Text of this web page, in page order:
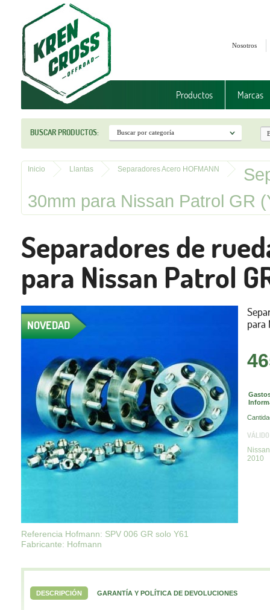
Nosotros
Productos Marcas
BUSCAR PRODUCTOS:
Inicio Llantas Separadores Acero HOFMANN
30mm para Nissan Patrol GR
Separadores de
para Nissan Patrol
NOVEDAD
Referencia Hofmann: SPV 006 GR solo Y61
Fabricante: Hofmann
para
2010
DESCRIPCIÓN GARANTÍA Y POLÍTICA DE DEVOLUCIONES